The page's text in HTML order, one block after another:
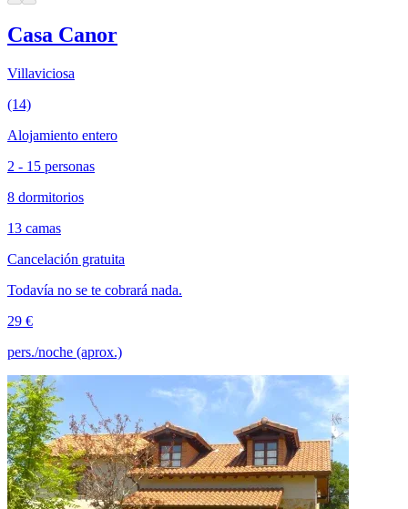
Casa Canor
Villaviciosa
(14)
Alojamiento entero
2 - 15 personas
8 dormitorios
13 camas
Cancelación gratuita
Todavía no se te cobrará nada.
29 €
pers./noche (aprox.)